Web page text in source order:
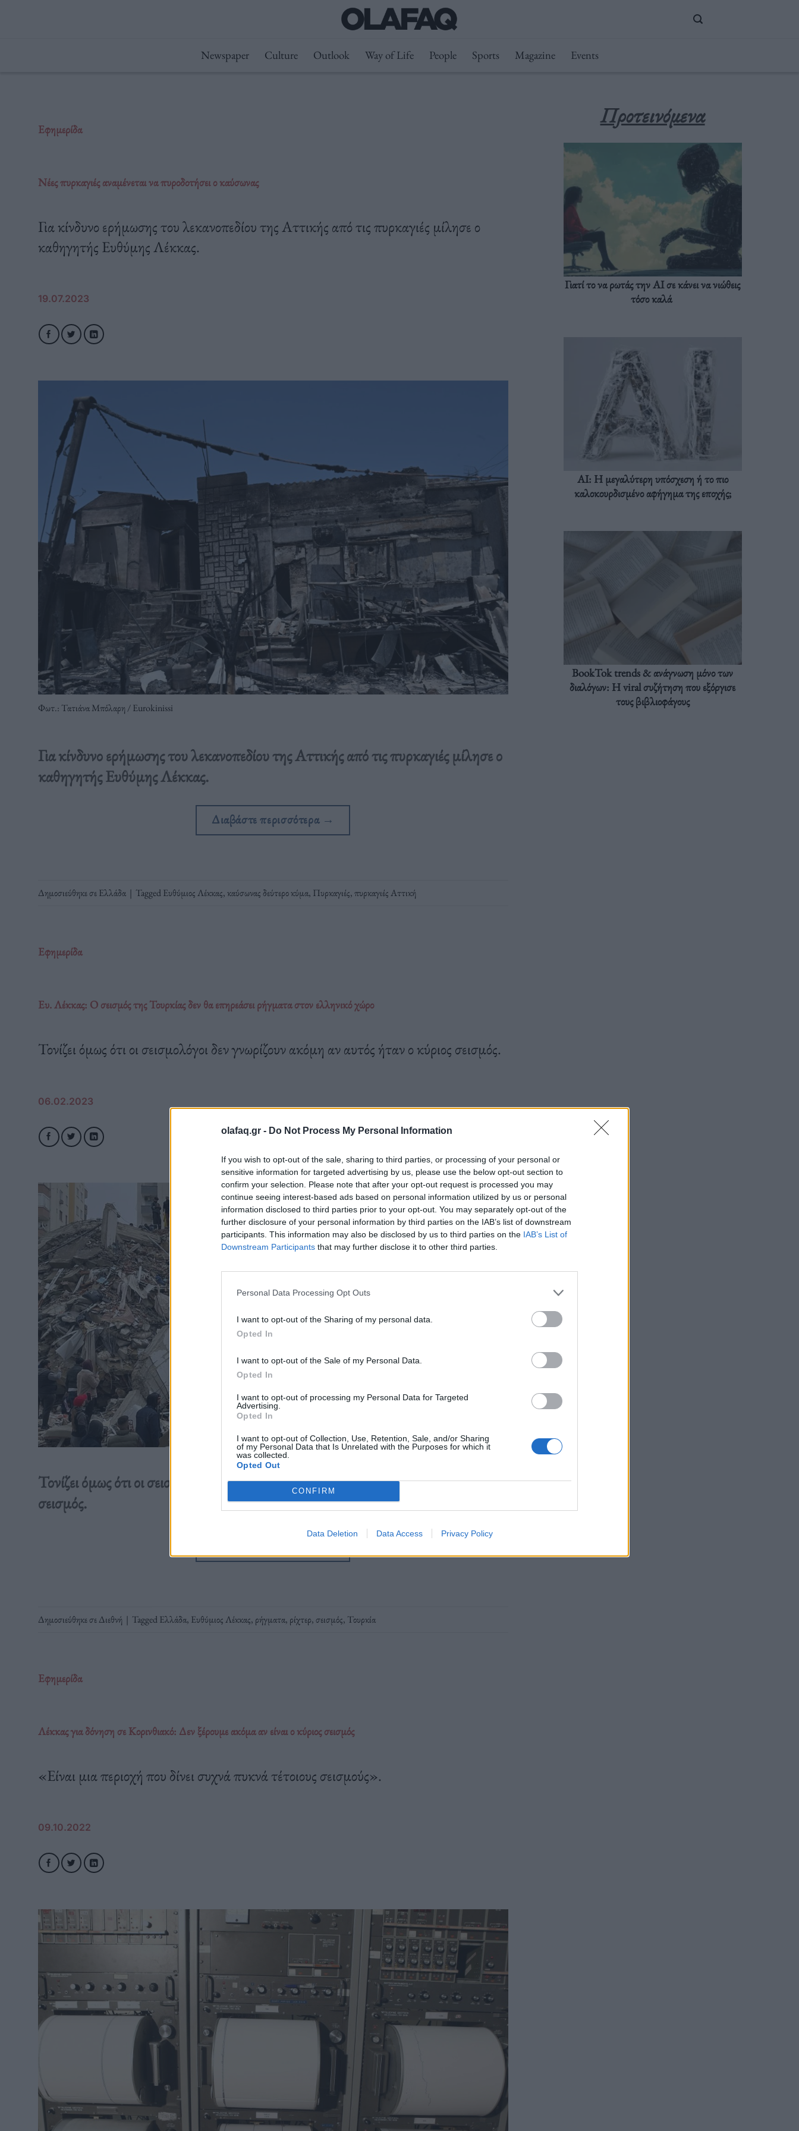
olafaq.gr - Do Not Process My Personal Information
If you wish to opt-out of the sale, sharing to third parties, or processing of your personal or
sensitive information for targeted advertising by us, please use the below opt-out section to
confirm your selection. Please note that after your opt-out request is processed you may
continue seeing interest-based ads based on personal information utilized by us or personal
information disclosed to third parties prior to your opt-out. You may separately opt-out of the
further disclosure of your personal information by third parties on the IAB’s list of downstream
participants. This information may also be disclosed by us to third parties on the IAB’s List of
Downstream Participants that may further disclose it to other third parties.
Personal Data Processing Opt Outs
I want to opt-out of the Sharing of my personal data.
Opted In
I want to opt-out of the Sale of my Personal Data.
Opted In
I want to opt-out of processing my Personal Data for Targeted
Advertising.
Opted In
I want to opt-out of Collection, Use, Retention, Sale, and/or Sharing
of my Personal Data that Is Unrelated with the Purposes for which it
was collected.
Opted Out
CONFIRM
Data Deletion Data Access Privacy Policy
Newspaper Culture Outlook Way of Life People Sports Magazine Events
Εφημερίδα
Νέες πυρκαγιές αναμένεται να πυροδοτήσει ο καύσωνας
Για κίνδυνο ερήμωσης του λεκανοπεδίου της Αττικής από τις πυρκαγιές μίλησε ο
καθηγητής Ευθύμης Λέκκας.
19.07.2023
Φωτ.: Τατιάνα Μπόλαρη / Eurokinissi
Για κίνδυνο ερήμωσης του λεκανοπεδίου της Αττικής από τις πυρκαγιές μίλησε ο
καθηγητής Ευθύμης Λέκκας.
Διαβάστε περισσότερα →
Δημοσιεύθηκε σεΕλλάδα | TaggedΕυθύμιος Λέκκας,καύσωνας δεύτερο κύμα, Πυρκαγιές,πυρκαγιές Αττική
Εφημερίδα
Ευ. Λέκκας: Ο σεισμός της Τουρκίας δεν θα επηρεάσει ρήγματα στον ελληνικό χώρο
Τονίζει όμως ότι οι σεισμολόγοι δεν γνωρίζουν ακόμη αν αυτός ήταν ο κύριος σεισμός.
06.02.2023
Τονίζει όμως ότι οι σεισμολόγοι δεν γνωρίζουν ακόμη αν αυτός ήταν ο κύριος
σεισμός.
Δημοσιεύθηκε σεΔιεθνή | TaggedΕλλάδα, Ευθύμιος Λέκκας, ρήγματα, ρίχτερ,σεισμός, Τουρκία
Εφημερίδα
Λέκκας για δόνηση σε Κορινθιακό: Δεν ξέρουμε ακόμα αν είναι ο κύριος σεισμός
«Είναι μια περιοχή που δίνει συχνά πυκνά τέτοιους σεισμούς».
09.10.2022
Προτεινόμενα
Γιατί το να ρωτάς την AI σε κάνει να νιώθεις
τόσο καλά
AI: Η μεγαλύτερη υπόσχεση ή το πιο
καλοκουρδισμένο αφήγημα της εποχής;
BookTok trends & ανάγνωση μόνο των
διαλόγων: Η viral συζήτηση που εξόργισε
τους βιβλιοφάγους